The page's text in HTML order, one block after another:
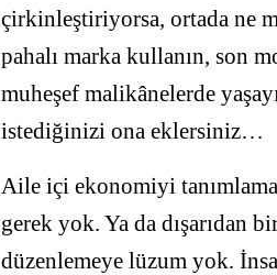
çirkinleştiriyorsa, ortada ne
pahalı marka kullanın, son
muheşef malikânelerde
istediğinizi ona eklersiniz…
Aile içi ekonomiyi
gerek yok. Ya da dışarıdan
düzenlemeye lüzum yok.